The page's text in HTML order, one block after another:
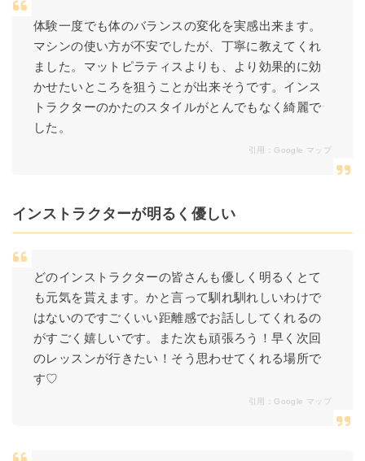
体験一度でも体のバランスの変化を実感出来ます。
マシンの使い方が不安でしたが、丁寧に教えてくれ
ました。マットピラティスよりも、より効果的に効
かせたいところを狙うことが出来そうです。インス
トラクターのかたのスタイルがとんでもなく綺麗で
した。
引用： Google マップ
インストラクターが明るく優しい
どのインストラクターの皆さんも優しく明るくとて
も元気を貰えます。かと言って馴れ馴れしいわけで
はないのですごくいい距離感でお話ししてくれるの
がすごく嬉しいです。また次も頑張ろう！早く次回
のレッスンが行きたい！そう思わせてくれる場所で
す♡
引用： Google マップ